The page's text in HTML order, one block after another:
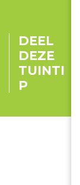
DEEL
DEZE
TUINTI
P